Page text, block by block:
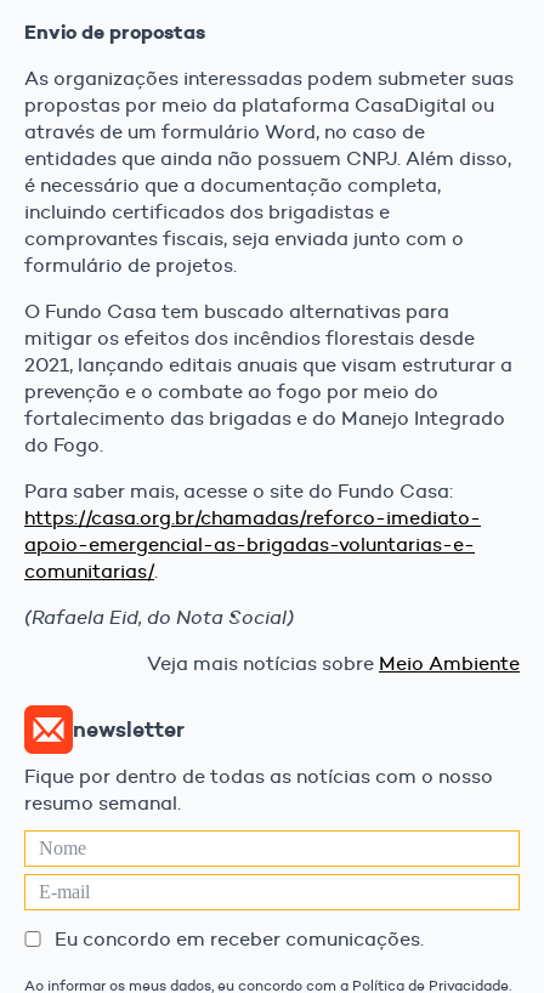
Envio de propostas
As organizações interessadas podem submeter suas
propostas por meio da plataforma CasaDigital ou
através de um formulário Word, no caso de
entidades que ainda não possuem CNPJ. Além disso,
é necessário que a documentação completa,
incluindo certificados dos brigadistas e
comprovantes fiscais, seja enviada junto com o
formulário de projetos.
O Fundo Casa tem buscado alternativas para
mitigar os efeitos dos incêndios florestais desde
2021, lançando editais anuais que visam estruturar a
prevenção e o combate ao fogo por meio do
fortalecimento das brigadas e do Manejo Integrado
do Fogo.
Para saber mais, acesse o site do Fundo Casa:
https://casa.org.br/chamadas/reforco-imediato-
apoio-emergencial-as-brigadas-voluntarias-e-
comunitarias/.
(Rafaela Eid, do Nota Social)
Veja mais notícias sobre Meio Ambiente
newsletter
Fique por dentro de todas as notícias com o nosso
resumo semanal.
Eu concordo em receber comunicações.
Ao informar os meus dados, eu concordo com a Política de Privacidade.